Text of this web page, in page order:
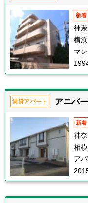
新着
神
横
マ
賃貸アパート アニバ
新着
神
相
ア